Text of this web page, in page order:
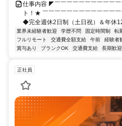
仕事内容 ◤￣￣￣￣￣￣￣￣￣￣
ト！★ ￣￣￣￣￣￣￣￣￣￣￣￣
◆完全週休2日制（土日祝）＆年休
業界未経験者歓迎 学歴不問 固定時間制 転
フルリモート
交通費全額支給 午前 経験者
賞与あり
ブランクOK 交通費支給 長期歓迎
正社員